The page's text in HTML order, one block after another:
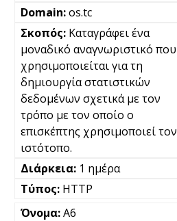
os.tc
Καταγράφει ένα
μοναδικό αναγνωριστικό που
χρησιμοποιείται για τη
δημιουργία στατιστικών
δεδομένων σχετικά με τον
τρόπο με τον οποίο ο
επισκέπτης χρησιμοποιεί τον
ιστότοπο.
1 ημέρα
HTTP
A6